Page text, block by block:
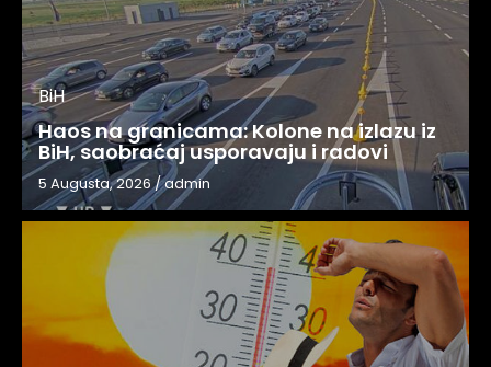
BiH
Haos na granicama: Kolone na izlazu iz
BiH, saobraćaj usporavaju i radovi
5 Augusta, 2026/admin